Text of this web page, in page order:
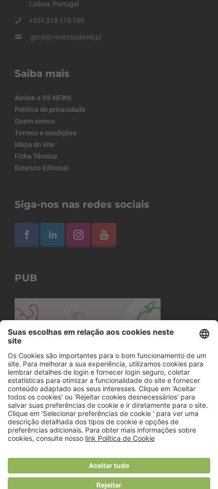
Lisboa, Portugal
+351 218 110 100
geral@viversaudavel.pt
Saiba mais
Assine a VS NEWS
Política de privacidade
Quem somos
Termos e condições
Mapa do site
Ficha Técnica
Estatuto Editorial
Siga-nos nas redes sociais
PUB
© 2018 Viver Saudável